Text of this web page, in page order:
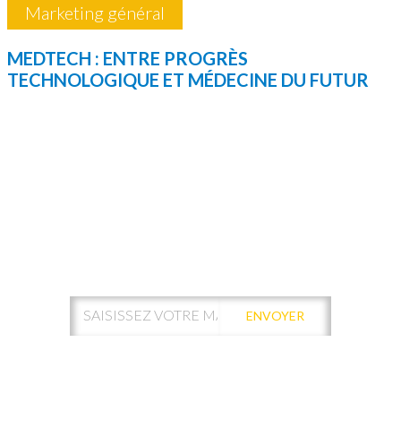
Marketing général
MEDTECH : ENTRE PROGRÈS
TECHNOLOGIQUE ET MÉDECINE DU FUTUR
ENVOYER